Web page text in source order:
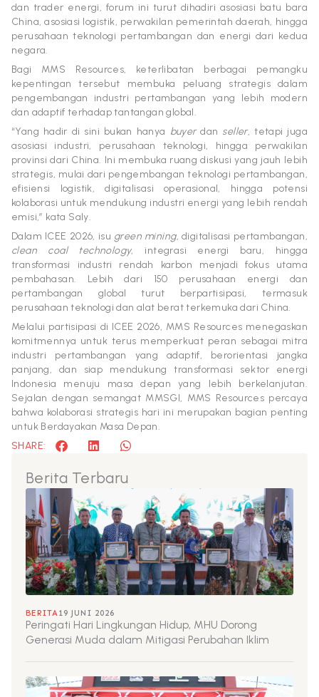
dan trader energi, forum ini turut dihadiri asosiasi batu bara
China, asosiasi logistik, perwakilan pemerintah daerah, hingga
perusahaan teknologi pertambangan dan energi dari kedua
negara.
Bagi MMS Resources, keterlibatan berbagai pemangku
kepentingan tersebut membuka peluang strategis dalam
pengembangan industri pertambangan yang lebih modern
dan adaptif terhadap tantangan global.
“Yang hadir di sini bukan hanya buyerdan seller, tetapi juga
asosiasi industri, perusahaan teknologi, hingga perwakilan
provinsi dari China. Ini membuka ruang diskusi yang jauh lebih
strategis, mulai dari pengembangan teknologi pertambangan,
efisiensi logistik, digitalisasi operasional, hingga potensi
kolaborasi untuk mendukung industri energi yang lebih rendah
emisi,” kata Saly.
Dalam ICEE 2026, isu green mining, digitalisasi pertambangan,
clean coal technology, integrasi energi baru, hingga
transformasi industri rendah karbon menjadi fokus utama
pembahasan. Lebih dari 150 perusahaan energi dan
pertambangan global turut berpartisipasi, termasuk
perusahaan teknologi dan alat berat terkemuka dari China.
Melalui partisipasi di ICEE 2026, MMS Resources menegaskan
komitmennya untuk terus memperkuat peran sebagai mitra
industri pertambangan yang adaptif, berorientasi jangka
panjang, dan siap mendukung transformasi sektor energi
Indonesia menuju masa depan yang lebih berkelanjutan.
Sejalan dengan semangat MMSGI, MMS Resources percaya
bahwa kolaborasi strategis hari ini merupakan bagian penting
untuk Berdayakan Masa Depan.
SHARE:
Berita Terbaru
BERITA 19 JUNI 2026
Peringati Hari Lingkungan Hidup, MHU Dorong
Generasi Muda dalam Mitigasi Perubahan Iklim